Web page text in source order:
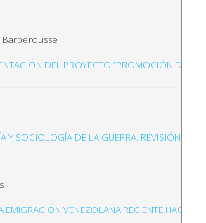
Barberousse
DEL PROYECTO “PROMOCIÓN DE
Y SOCIOLOGÍA DE LA GUERRA. REVISIÓN
EMIGRACIÓN VENEZOLANA RECIENTE HACIA